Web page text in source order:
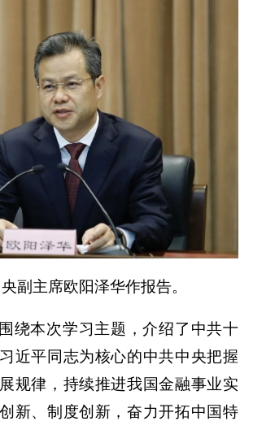
副主席欧阳泽华作报告。
绕本次学习主题，介绍了中共十
近平同志为核心的中共中央把握
规律，持续推进我国金融事业实
新、制度创新，奋力开拓中国特